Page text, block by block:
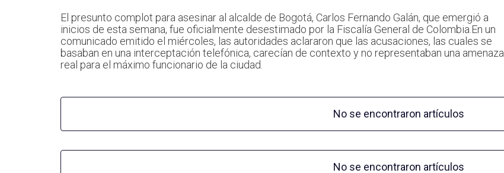
El presunto complot para asesinar al alcalde de Bogotá, Carlos Fernando Galán, que emergió a
inicios de esta semana, fue oficialmente desestimado por la Fiscalía General de Colombia.En un
comunicado emitido el miércoles, las autoridades aclararon que las acusaciones, las cuales se
basaban en una interceptación telefónica, carecían de contexto y no representaban una amenaza
real para el máximo funcionario de la ciudad.
No se encontraron artículos
No se encontraron artículos